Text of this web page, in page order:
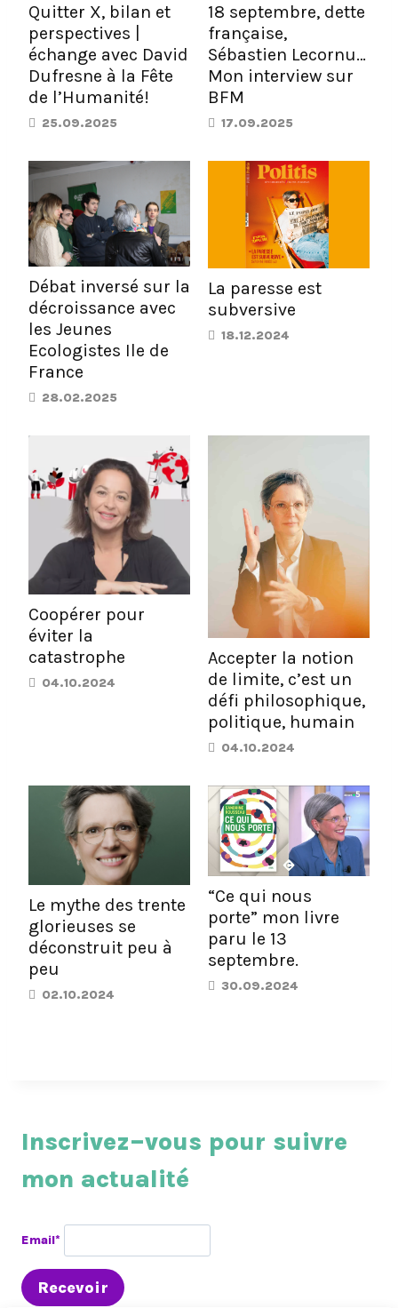
Quitter X, bilan et
perspectives |
échange avec David
Dufresne à la Fête
de l’Humanité!
25.09.2025
18 septembre, dette
française,
Sébastien Lecornu…
Mon interview sur
BFM
17.09.2025
Débat inversé sur la
décroissance avec
les Jeunes
Ecologistes Ile de
France
28.02.2025
La paresse est
subversive
18.12.2024
Coopérer pour
éviter la
catastrophe
04.10.2024
Accepter la notion
de limite, c’est un
défi philosophique,
politique, humain
04.10.2024
Le mythe des trente
glorieuses se
déconstruit peu à
peu
02.10.2024
“Ce qui nous
porte” mon livre
paru le 13
septembre.
30.09.2024
Inscrivez–vous pour suivre
mon actualité
Email*